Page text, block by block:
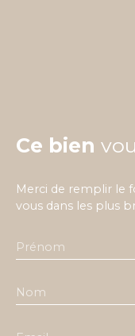
Ce bien
Merci de remplir le
vous dans les plus
Prénom
Nom